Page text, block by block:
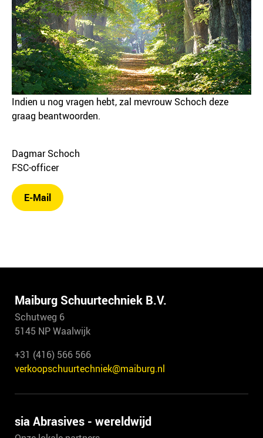
Indien u nog vragen hebt, zal mevrouw Schoch deze
graag beantwoorden.
Dagmar Schoch
FSC-officer
E-Mail
Maiburg Schuurtechniek B.V.
Schutweg 6
5145 NP Waalwijk
+31 (416) 566 566
verkoopschuurtechniek@maiburg.nl
sia Abrasives - wereldwijd